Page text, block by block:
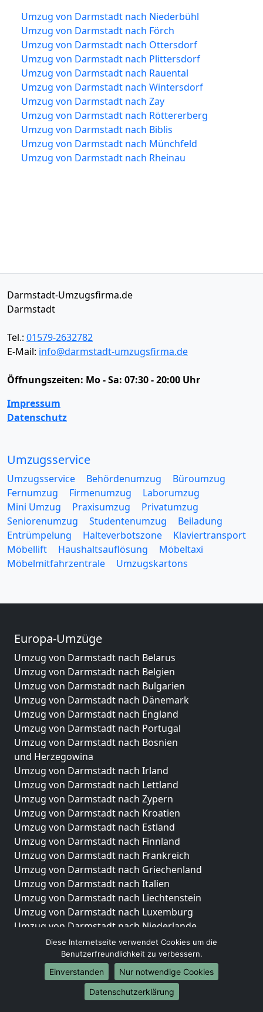
Umzug von Darmstadt nach Niederbühl
Umzug von Darmstadt nach Förch
Umzug von Darmstadt nach Ottersdorf
Umzug von Darmstadt nach Plittersdorf
Umzug von Darmstadt nach Rauental
Umzug von Darmstadt nach Wintersdorf
Umzug von Darmstadt nach Zay
Umzug von Darmstadt nach Röttererberg
Umzug von Darmstadt nach Biblis
Umzug von Darmstadt nach Münchfeld
Umzug von Darmstadt nach Rheinau
Darmstadt-Umzugsfirma.de
Darmstadt
Tel.: 01579-2632782
E-Mail: info@darmstadt-umzugsfirma.de
Öffnungszeiten: Mo - Sa: 07:30 - 20:00 Uhr
Impressum
Datenschutz
Umzugsservice
Umzugsservice Behördenumzug
Büroumzug
Fernumzug
Firmenumzug
Laborumzug
Mini Umzug
Praxisumzug
Privatumzug
Seniorenumzug
Studentenumzug
Beiladung
Entrümpelung
Halteverbotszone
Klaviertransport
Möbellift
Haushaltsauflösung
Möbeltaxi
Möbelmitfahrzentrale
Umzugskartons
Europa-Umzüge
Umzug von Darmstadt nach Belarus
Umzug von Darmstadt nach Belgien
Umzug von Darmstadt nach Bulgarien
Umzug von Darmstadt nach Dänemark
Umzug von Darmstadt nach England
Umzug von Darmstadt nach Portugal
Umzug von Darmstadt nach Bosnien
und Herzegowina
Umzug von Darmstadt nach Irland
Umzug von Darmstadt nach Lettland
Umzug von Darmstadt nach Zypern
Umzug von Darmstadt nach Kroatien
Umzug von Darmstadt nach Estland
Umzug von Darmstadt nach Finnland
Umzug von Darmstadt nach Frankreich
Umzug von Darmstadt nach Griechenland
Umzug von Darmstadt nach Italien
Umzug von Darmstadt nach Liechtenstein
Umzug von Darmstadt nach Luxemburg
Umzug von Darmstadt nach Niederlande
Umzug von Darmstadt nach Norwegen
Umzüge-Deutschlandweit
Umzug von Darmstadt nach Berlin
Umzug von Darmstadt nach Hamburg
Diese Internetseite verwendet Cookies um die
Benutzerfreundlichkeit zu verbessern.
Einverstanden
Nur notwendige Cookies
Datenschutzerklärung